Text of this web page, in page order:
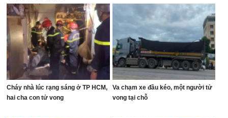
Cháy nhà lúc rạng sáng ở TP HCM,
hai cha con tử vong
Va chạm xe đầu kéo, một người tử
vong tại chỗ